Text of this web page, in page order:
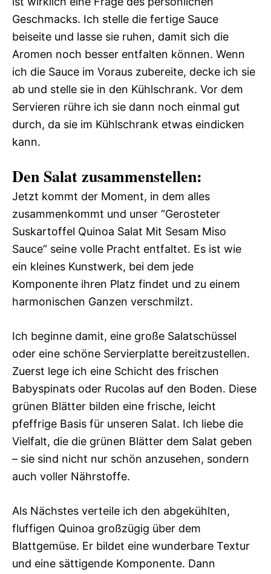
Geschmacks. Ich stelle die fertige Sauce
beiseite und lasse sie ruhen, damit sich die
Aromen noch besser entfalten können. Wenn
ich die Sauce im Voraus zubereite, decke ich sie
ab und stelle sie in den Kühlschrank. Vor dem
Servieren rühre ich sie dann noch einmal gut
durch, da sie im Kühlschrank etwas eindicken
kann.
Den Salat zusammenstellen:
Jetzt kommt der Moment, in dem alles
zusammenkommt und unser “Gerosteter
Suskartoffel Quinoa Salat Mit Sesam Miso
Sauce” seine volle Pracht entfaltet. Es ist wie
ein kleines Kunstwerk, bei dem jede
Komponente ihren Platz findet und zu einem
harmonischen Ganzen verschmilzt.
Ich beginne damit, eine große Salatschüssel
oder eine schöne Servierplatte bereitzustellen.
Zuerst lege ich eine Schicht des frischen
Babyspinats oder Rucolas auf den Boden. Diese
grünen Blätter bilden eine frische, leicht
pfeffrige Basis für unseren Salat. Ich liebe die
Vielfalt, die die grünen Blätter dem Salat geben
– sie sind nicht nur schön anzusehen, sondern
auch voller Nährstoffe.
Als Nächstes verteile ich den abgekühlten,
fluffigen Quinoa großzügig über dem
Blattgemüse. Er bildet eine wunderbare Textur
und eine sättigende Komponente. Dann